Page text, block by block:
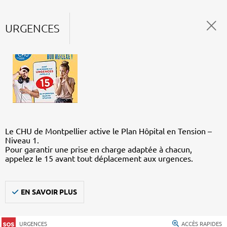
URGENCES
Le CHU de Montpellier active le Plan Hôpital en Tension –
Niveau 1.
Pour garantir une prise en charge adaptée à chacun,
appelez le 15 avant tout déplacement aux urgences.
EN SAVOIR PLUS
URGENCES ACCÈS RAPIDES